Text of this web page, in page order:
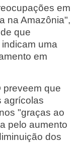
em
na Amazônia",
que
uma
em
preveem que
agrícolas
"graças ao
pelo aumento
dos